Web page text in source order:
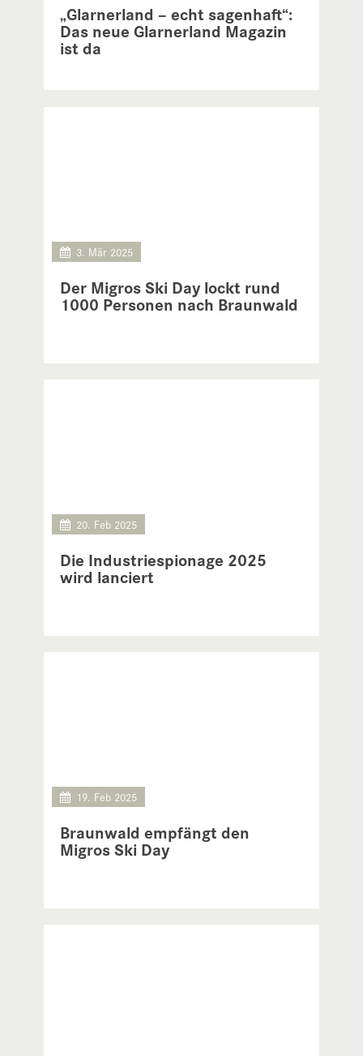
„Glarnerland – echt sagenhaft“:
Das neue Glarnerland Magazin
ist da
Der Migros Ski Day lockt rund
1000 Personen nach Braunwald
3. Mär 2025
Die Industriespionage 2025
wird lanciert
20. Feb 2025
Braunwald empfängt den
Migros Ski Day
19. Feb 2025